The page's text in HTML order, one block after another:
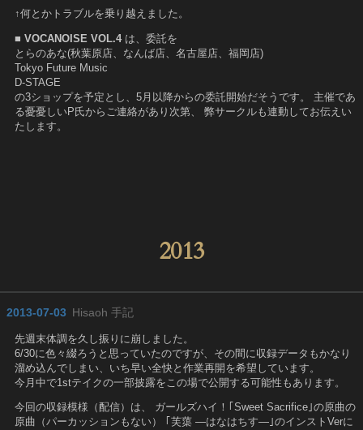
↑何とかトラブルを乗り越えました。
■ VOCANOISE VOL.4は、委託を
とらのあな(秋葉原店、なんば店、名古屋店、福岡店)
Tokyo Future Music
D-STAGE
の3ショップを予定とし、5月以降からの委託開始だそうです。 主催であ
る憂憂しいP氏からご連絡があり次第、 弊サークルも連動してお伝えい
たします。
2013
2013-07-03 Hisaoh 手記
先週末体調を久し振りに崩しました。
6/30に色々綴ろうと思っていたのですが、その間に収録データもかなり
溜め込んでしまい、いち早い全快と作業再開を希望しています。
今月中で1stテイクの一部披露をこの場で公開する可能性もあります。
今回の収録模様（配信）は、 ガールズハイ！｢Sweet Sacrifice｣の原曲の
原曲（パーカッションもない） ｢芙蕖 ―はなはちす―｣のインストVerに